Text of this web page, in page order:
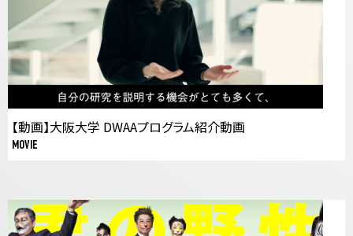
【動画】大阪大学 DWAAプログラム紹介動画
MOVIE